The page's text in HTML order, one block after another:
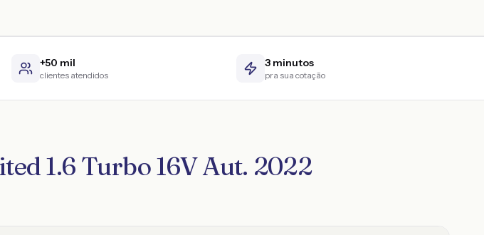
+50 mil
clientes atendidos
3 minutos
pra sua cotação
1.6 Turbo 16V Aut. 2022